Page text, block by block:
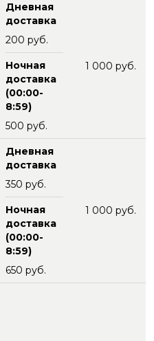
Дневная
доставка
200 руб.
Ночная
доставка
(00:00-
8:59)
500 руб.
1 000 руб.
Дневная
доставка
350 руб.
Ночная
доставка
(00:00-
8:59)
650 руб.
1 000 руб.